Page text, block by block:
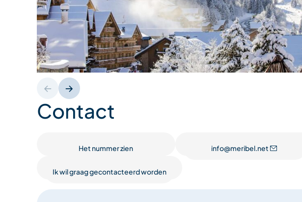
Contact
Het nummer zien info@meribel.net
Ik wil graag gecontacteerd worden